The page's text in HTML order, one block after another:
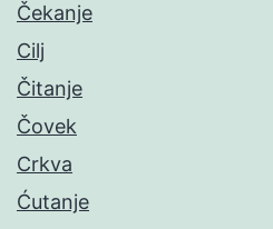
Čekanje
Cilj
Čitanje
Čovek
Crkva
Ćutanje